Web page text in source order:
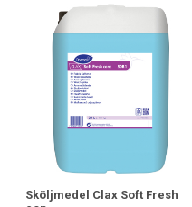
Sköljmedel Clax Soft Fresh